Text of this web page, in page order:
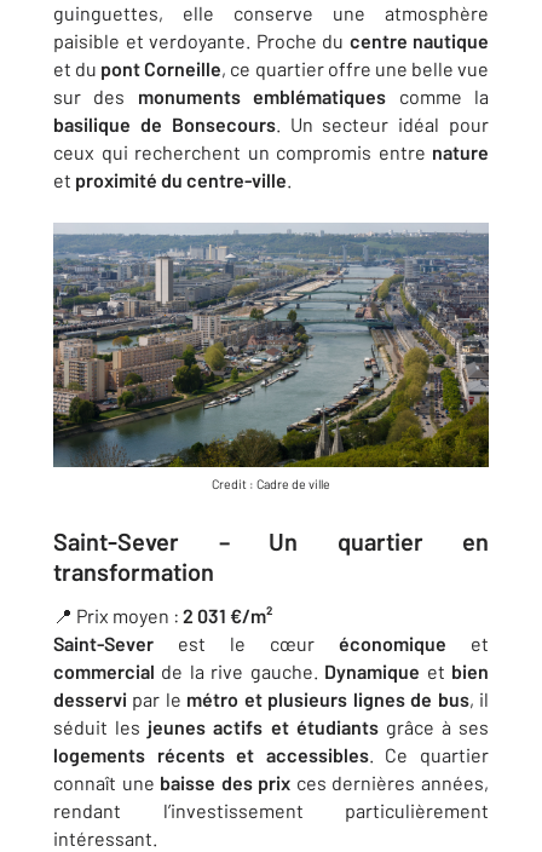
guinguettes, elle conserve une atmosphère
paisible et verdoyante. Proche du centre nautique
et du pont Corneille, ce quartier offre une belle vue
sur des monuments emblématiques comme la
basilique de Bonsecours. Un secteur idéal pour
ceux qui recherchent un compromis entre nature
et proximité du centre-ville.
Credit : Cadre de ville
Saint-Sever – Un quartier en
transformation
📍 Prix moyen : 2 031 €/m²
Saint-Sever est le cœur économique et
commercial de la rive gauche. Dynamique et bien
desservi par le métro et plusieurs lignes de bus, il
séduit les jeunes actifs et étudiantsgrâce à ses
logements récents et accessibles. Ce quartier
connaît une baisse des prix ces dernières années,
rendant l’investissement particulièrement
intéressant.